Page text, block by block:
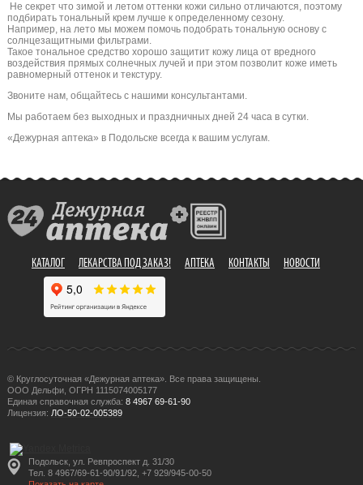
Не секрет что зимой и летом оттенки кожи сильно отличаются, поэтому
подбирать тональный крем лучше к определенному сезону.
Например, на лето мы можем помочь подобрать тональную основу с
солнцезащитными фильтрами.
Такое тональное средство хорошо защитит кожу лица от вредного
воздействия прямых солнечных лучей и при этом позволит коже иметь
равномерный оттенок и текстуру.
Звоните нам, общайтесь с нашими консультантами.
Мы работаем без выходных и праздничных дней 24 часа в сутки.
«Дежурная аптека» в Подольске всегда к вашим услугам.
КАТАЛОГ ЛЕКАРСТВА ПОД ЗАКАЗ! АПТЕКА КОНТАКТЫ НОВОСТИ
© Круглосуточная «Дежурная аптека». Все права защищены.
ООО Дельфи, ОГРН 1115074005177
Единая справочная служба: 8 4967 69-61-90
Лицензия: ЛО-50-02-005389
Подольск, ул. Ревпроспект д. 31/30
Тел. 8 4967/69-61-90/91/92, +7 929/945-00-50